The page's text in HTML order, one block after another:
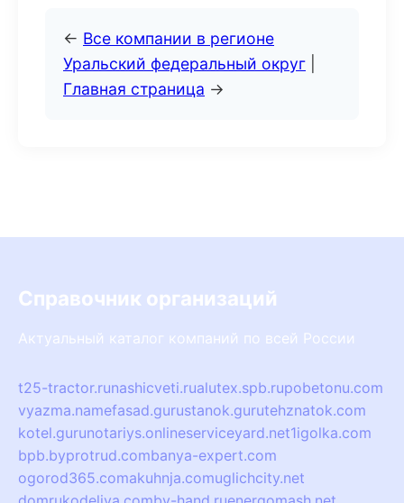
← Все компании в регионе
Уральский федеральный округ
Главная страница →
Справочник организаций
Актуальный каталог компаний по всей России
t25-tractor.runashicveti.rualutex.spb.rupobetonu.com
vyazma.namefasad.gurustanok.gurutehznatok.com
kotel.gurunotariys.onlineserviceyard.net1igolka.com
bpb.byprotrud.combanya-expert.com
ogorod365.comakuhnja.comuglichcity.net